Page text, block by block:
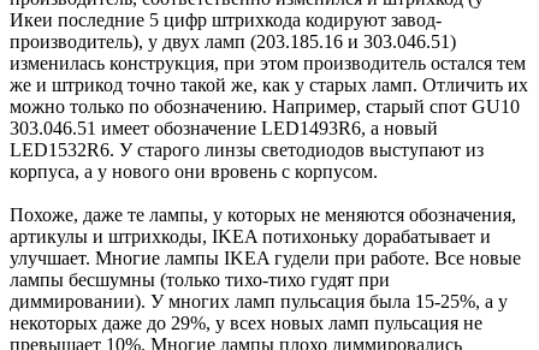
Икеи последние 5 цифр штрихкода кодируют завод-
производитель), у двух ламп (203.185.16 и 303.046.51)
изменилась конструкция, при этом производитель остался тем
же и штрикод точно такой же, как у старых ламп. Отличить их
можно только по обозначению. Например, старый спот GU10
303.046.51 имеет обозначение LED1493R6, а новый
LED1532R6. У старого линзы светодиодов выступают из
корпуса, а у нового они вровень с корпусом.
Похоже, даже те лампы, у которых не меняются обозначения,
артикулы и штрихкоды, IKEA потихоньку дорабатывает и
улучшает. Многие лампы IKEA гудели при работе. Все новые
лампы бесшумны (только тихо-тихо гудят при
диммировании). У многих ламп пульсация была 15-25%, а у
некоторых даже до 29%, у всех новых ламп пульсация не
превышает 10%. Многие лампы плохо диммировались